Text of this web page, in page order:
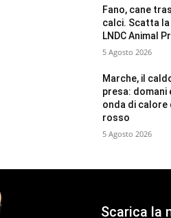
Fano, cane
calci. Scatta
LNDC Animal
5 Agosto 2026
Marche, il
presa: domani
onda di
rosso
5 Agosto 2026
Scarica la